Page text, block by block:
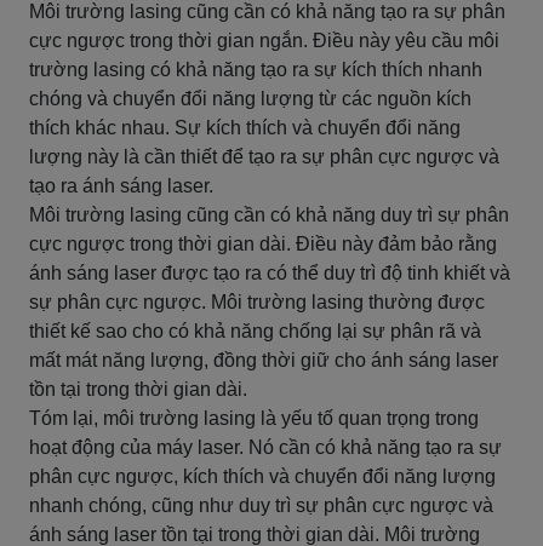
Môi trường lasing cũng cần có khả năng tạo ra sự phân
cực ngược trong thời gian ngắn. Điều này yêu cầu môi
trường lasing có khả năng tạo ra sự kích thích nhanh
chóng và chuyển đổi năng lượng từ các nguồn kích
thích khác nhau. Sự kích thích và chuyển đổi năng
lượng này là cần thiết để tạo ra sự phân cực ngược và
tạo ra ánh sáng laser.
Môi trường lasing cũng cần có khả năng duy trì sự phân
cực ngược trong thời gian dài. Điều này đảm bảo rằng
ánh sáng laser được tạo ra có thể duy trì độ tinh khiết và
sự phân cực ngược. Môi trường lasing thường được
thiết kế sao cho có khả năng chống lại sự phân rã và
mất mát năng lượng, đồng thời giữ cho ánh sáng laser
tồn tại trong thời gian dài.
Tóm lại, môi trường lasing là yếu tố quan trọng trong
hoạt động của máy laser. Nó cần có khả năng tạo ra sự
phân cực ngược, kích thích và chuyển đổi năng lượng
nhanh chóng, cũng như duy trì sự phân cực ngược và
ánh sáng laser tồn tại trong thời gian dài. Môi trường